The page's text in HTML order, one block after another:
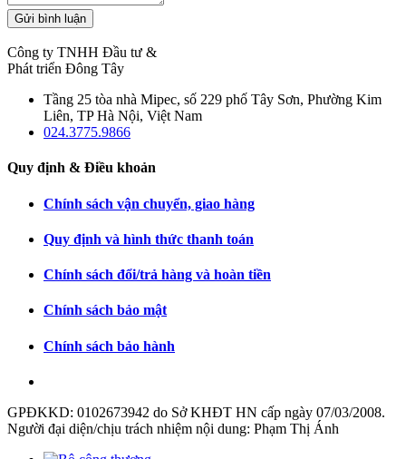
Gửi bình luận
Công ty TNHH Đầu tư &
Phát triển Đông Tây
Tầng 25 tòa nhà Mipec, số 229 phố Tây Sơn, Phường Kim
Liên, TP Hà Nội, Việt Nam
024.3775.9866
Quy định & Điều khoản
Chính sách vận chuyển, giao hàng
Quy định và hình thức thanh toán
Chính sách đổi/trả hàng và hoàn tiền
Chính sách bảo mật
Chính sách bảo hành
GPĐKKD: 0102673942 do Sở KHĐT HN cấp ngày 07/03/2008.
Người đại diện/chịu trách nhiệm nội dung: Phạm Thị Ánh